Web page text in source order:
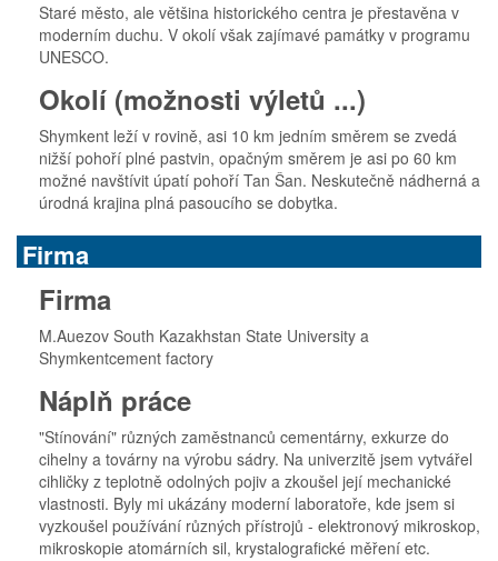
Staré město, ale většina historického centra je přestavěna v
moderním duchu. V okolí však zajímavé památky v programu
UNESCO.
Okolí (možnosti výletů ...)
Shymkent leží v rovině, asi 10 km jedním směrem se zvedá
nižší pohoří plné pastvin, opačným směrem je asi po 60 km
možné navštívit úpatí pohoří Tan Šan. Neskutečně nádherná a
úrodná krajina plná pasoucího se dobytka.
Firma
Firma
M.Auezov South Kazakhstan State University a
Shymkentcement factory
Náplň práce
"Stínování" různých zaměstnanců cementárny, exkurze do
cihelny a továrny na výrobu sádry. Na univerzitě jsem vytvářel
cihličky z teplotně odolných pojiv a zkoušel její mechanické
vlastnosti. Byly mi ukázány moderní laboratoře, kde jsem si
vyzkoušel používání různých přístrojů - elektronový mikroskop,
mikroskopie atomárních sil, krystalografické měření etc.